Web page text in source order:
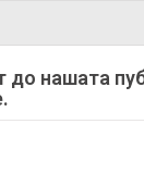
до нашата